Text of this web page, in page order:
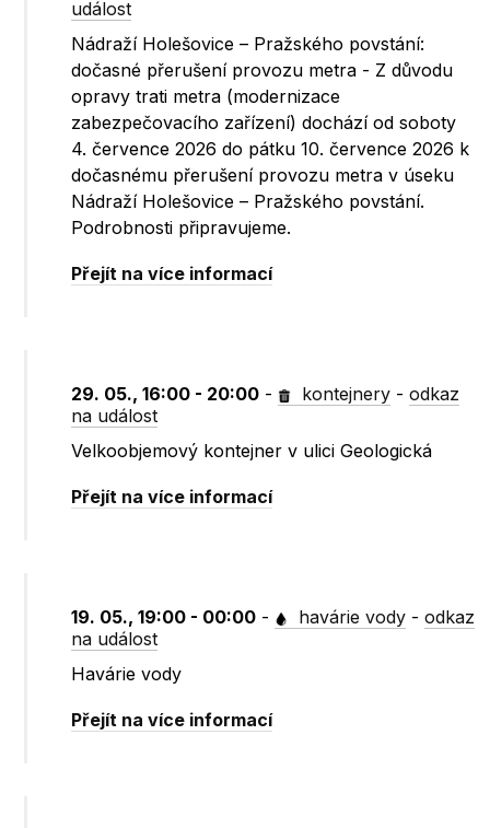
událost
Nádraží Holešovice – Pražského povstání:
dočasné přerušení provozu metra - Z důvodu
opravy trati metra (modernizace
zabezpečovacího zařízení) dochází od soboty
4. července 2026 do pátku 10. července 2026 k
dočasnému přerušení provozu metra v úseku
Nádraží Holešovice – Pražského povstání.
Podrobnosti připravujeme.
Přejít na více informací
29. 05., 16:00 - 20:00 - kontejnery -odkaz
na událost
Velkoobjemový kontejner v ulici Geologická
Přejít na více informací
19. 05., 19:00 - 00:00 - havárie vody -odkaz
na událost
Havárie vody
Přejít na více informací